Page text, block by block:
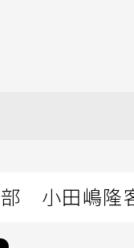
小田嶋隆